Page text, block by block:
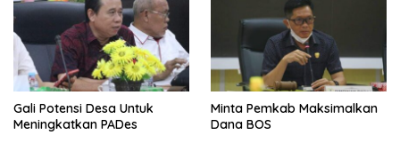
Gali Potensi Desa Untuk
Meningkatkan PADes
Minta Pemkab Maksimalkan
Dana BOS